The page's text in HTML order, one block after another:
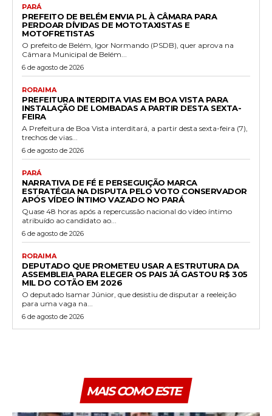
PARÁ
PREFEITO DE BELÉM ENVIA PL À CÂMARA PARA
PERDOAR DÍVIDAS DE MOTOTAXISTAS E
MOTOFRETISTAS
O prefeito de Belém, Igor Normando (PSDB), quer aprova na
Câmara Municipal de Belém...
6 de agosto de 2026
RORAIMA
PREFEITURA INTERDITA VIAS EM BOA VISTA PARA
INSTALAÇÃO DE LOMBADAS A PARTIR DESTA SEXTA-
FEIRA
A Prefeitura de Boa Vista interditará, a partir desta sexta-feira (7),
trechos de vias...
6 de agosto de 2026
PARÁ
NARRATIVA DE FÉ E PERSEGUIÇÃO MARCA
ESTRATÉGIA NA DISPUTA PELO VOTO CONSERVADOR
APÓS VÍDEO ÍNTIMO VAZADO NO PARÁ
Quase 48 horas após a repercussão nacional do vídeo íntimo
atribuído ao candidato ao...
6 de agosto de 2026
RORAIMA
DEPUTADO QUE PROMETEU USAR A ESTRUTURA DA
ASSEMBLEIA PARA ELEGER OS PAIS JÁ GASTOU R$ 305
MIL DO COTÃO EM 2026
O deputado Isamar Júnior, que desistiu de disputar a reeleição
para uma vaga na...
6 de agosto de 2026
MAIS COMO ESTE